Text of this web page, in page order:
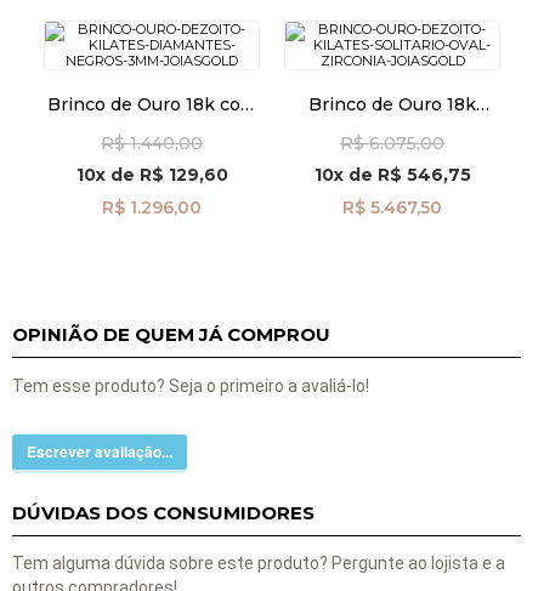
Brinco de Ouro 18k com
3mm br29497
R$ 1.440,00
10xde R$ 129,60
R$ 1.296,00
Brinco de Ouro 18k
Zircônia br29470
R$ 6.075,00
10xde R$ 546,75
R$ 5.467,50
OPINIÃO DE QUEM JÁ COMPROU
Tem esse produto? Seja o primeiro a avaliá-lo!
Escrever avaliação...
DÚVIDAS DOS CONSUMIDORES
Tem alguma dúvida sobre este produto? Pergunte ao lojista e a